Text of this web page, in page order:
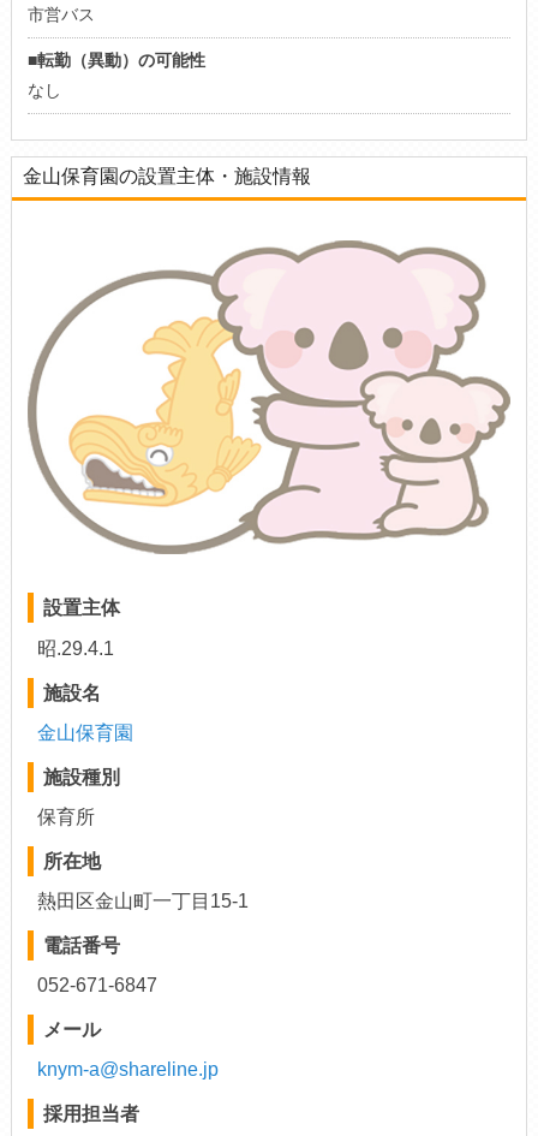
市営バス
■転勤（異動）の可能性
なし
金山保育園の設置主体・施設情報
設置主体
昭.29.4.1
施設名
金山保育園
施設種別
保育所
所在地
熱田区金山町一丁目15-1
電話番号
052-671-6847
メール
knym-a@shareline.jp
採用担当者